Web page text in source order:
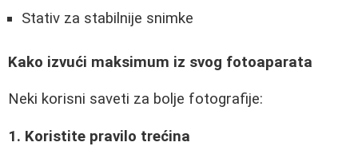
Stativ za stabilnije snimke
Kako izvući maksimum iz svog fotoaparata
Neki korisni saveti za bolje fotografije:
1. Koristite pravilo trećina